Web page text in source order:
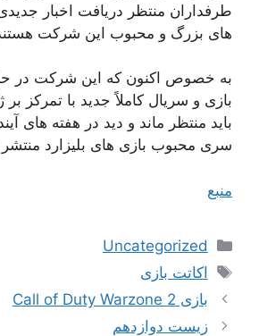
طرفداران منتظر دریافت اخبار
های بزرگ و محبوب این شرکت
به خصوص اکنون که این شرکت در
بازی و سریال کاملاً جدید با تمرکز بر
باید منتظر ماند و دید در هفته های
سری محبوب بازی های بلیزارد
منبع
دسته‌ها
Uncategorized
برچسب‌ها
اکاتت بازی
بازی Call of Duty Warzone 2
زیست دوازدهم